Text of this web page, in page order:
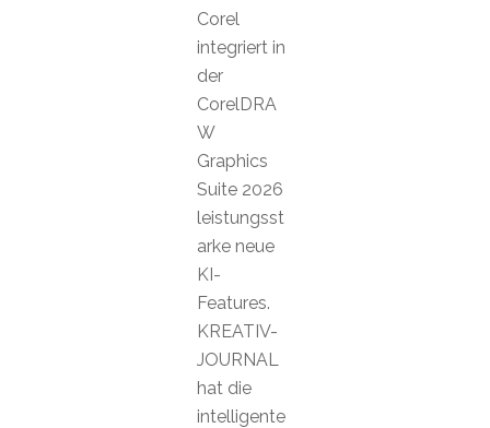
Corel
integriert in
der
CorelDRA
W
Graphics
Suite 2026
leistungsst
arke neue
KI-
Features.
KREATIV-
JOURNAL
hat die
intelligente